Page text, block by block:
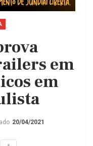
em
em
20/04/2021